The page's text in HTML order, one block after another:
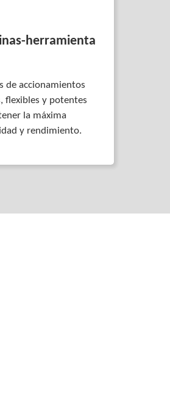
herramienta
de accionamientos
flexibles y potentes
la máxima
y rendimiento.